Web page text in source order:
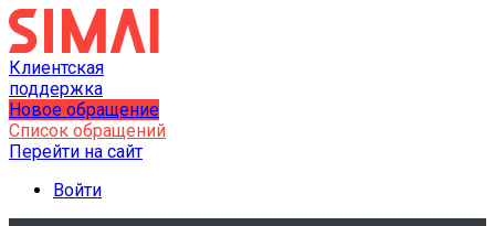
Клиентская
поддержка
Новое обращение
Список обращений
Перейти на сайт
Войти